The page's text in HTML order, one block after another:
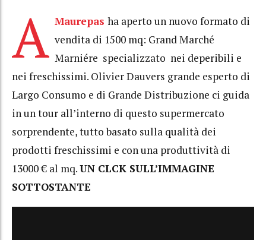
A Maurepasha aperto un nuovo formato di
vendita di 1500 mq: Grand Marché
Marniére specializzato nei deperibili e
nei freschissimi. Olivier Dauvers grande esperto di
Largo Consumo e di Grande Distribuzione ci guida
in un tour all’interno di questo supermercato
sorprendente, tutto basato sulla qualità dei
prodotti freschissimi e con una produttività di
13000 € al mq.UN CLCK SULL’IMMAGINE
SOTTOSTANTE